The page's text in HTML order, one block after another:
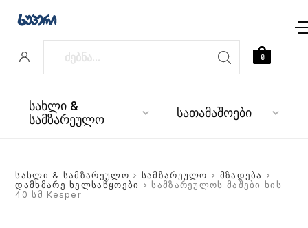
სახლი &
სამზარეულო სათამაშოები
0
სახლი & სამზარეულო > სამზარეულო > მზადება >
დამხმარე ხელსაწყოები > სამზარეულოს მაშები ხის
40 სმ Kesper